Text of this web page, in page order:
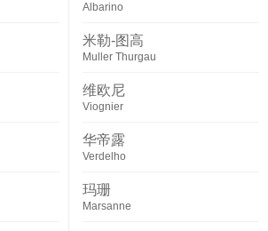
Albarino
米勒-图高
Muller Thurgau
维欧尼
Viognier
华帝露
Verdelho
玛珊
Marsanne